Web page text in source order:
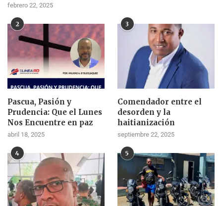
febrero 22, 2025
2
Pascua, Pasión y
Prudencia: Que el Lunes
Nos Encuentre en paz
abril 18, 2025
3
Comendador entre el
desorden y la
haitianización
septiembre 22, 2025
4 5